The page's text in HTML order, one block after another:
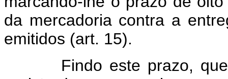
da mercadoria contra a
emitidos (art. 15).
Findo este prazo, que